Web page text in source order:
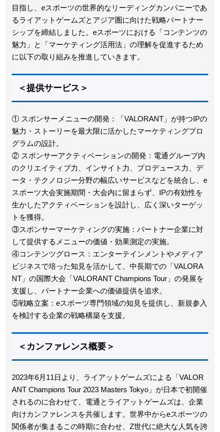
目指し、eスポーツの世界的なリーディングカンパニーであ
るライアットゲームズとアジア圏に向けた戦略パートナー
シップを締結しました。eスポーツにおける「コンテンツの
魅力」と「マーケティング活用法」の理解を促進するため
に以下の取り組みを推進していきます。
＜提供サービス＞
① スポンサーメニューの開発：「VALORANT」が持つIPの
魅力・ストーリーを最大限に活かしたマーケティングプロ
グラムの設計。
② スポンサーアクティベーションの開発：電通グループ内
のクリエイティブ力、インサイト力、プロデュース力、デ
ータ・テクノロジー分野の幅広いサービスなどを統合し、e
スポーツ大会実施期間・大会内に留まらず、IPの有効性を
生かしたアクティベーションを設計し、広く深いターゲッ
トを獲得。
③スポンサーマーケティングの実施：パートナー企業に対
して提供するメニューの価値・効果測定の実施。
④コンテンツグロース：エンターテインメントやメディア
ビジネスで培った知見を活かして、中長期での「VALORA
NT」の国際大会「VALORANT Champions Tour」の発展を
支援し、パートナー企業への価値提供を追求。
⑤戦略立案：eスポーツ専門領域の知見を提供し、新規参入
を検討する企業の戦略構築を支援。
＜カンファレンス概要＞
2023年6月11日より、ライアットゲームズによる「VALOR
ANT Champions Tour 2023 Masters Tokyo」が日本で初開催
されるのに合わせて、電通とライアットゲームズは、企業
向けカンファレンスを共催します。世界中からeスポーツの
関係者が集まるこの時期に合わせ、Z世代に絶大な人気を誇